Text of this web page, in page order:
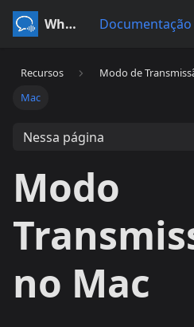
Whisperr Documentação
Recursos
Modo de
Mac
Nessa página
Modo
no Mac